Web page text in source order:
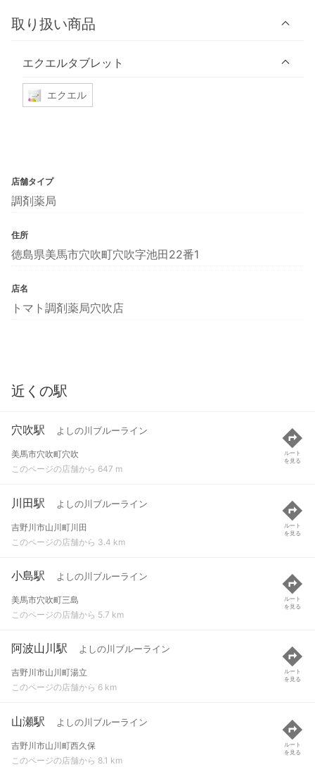
取り扱い商品
エクエルタブレット
エクエル
店舗タイプ
調剤薬局
住所
徳島県美馬市穴吹町穴吹字池田22番1
店名
トマト調剤薬局穴吹店
近くの駅
穴吹駅 よしの川ブルーライン
美馬市穴吹町穴吹
このページの店舗から 647 m
ルート
を見る
川田駅 よしの川ブルーライン
吉野川市山川町川田
このページの店舗から 3.4 km
ルート
を見る
小島駅 よしの川ブルーライン
美馬市穴吹町三島
このページの店舗から 5.7 km
ルート
を見る
阿波山川駅 よしの川ブルーライン
吉野川市山川町湯立
このページの店舗から 6 km
ルート
を見る
山瀬駅 よしの川ブルーライン
吉野川市山川町西久保
このページの店舗から 8.1 km
ルート
を見る